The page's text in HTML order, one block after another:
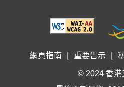
網頁指南 重要告示
© 2024 香港